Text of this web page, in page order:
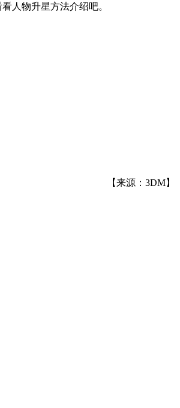
人物升星方法介绍吧。
【来源：3DM】